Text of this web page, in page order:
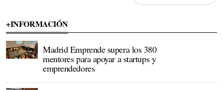
+INFORMACIÓN
Madrid Emprende supera los 380
mentores para apoyar a startups y
emprendedores